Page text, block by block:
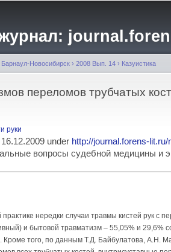
содержанию
Барнаул-Новосибирск › 2008 Вып. 14 › Казуистика
переломов трубчатых
руки
under http://journal.forens-lit.ru/
вопросы судебной медицины и
нередки случаи травмы кистей рук с
и бытовой травматизм – 55,05% и 29,6%
Кроме того, по данным Т.Д. Байбулатова, А.Н.